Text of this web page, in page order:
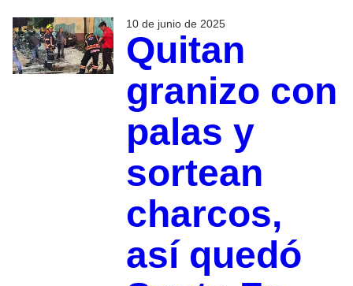
10 de junio de 2025
Quitan
granizo con
palas y
sortean
charcos,
así quedó